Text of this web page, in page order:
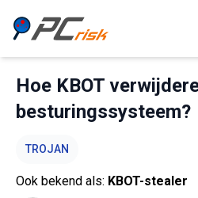
Hoe KBOT
besturingssysteem?
TROJAN
Ook bekend als: KBOT-stealer